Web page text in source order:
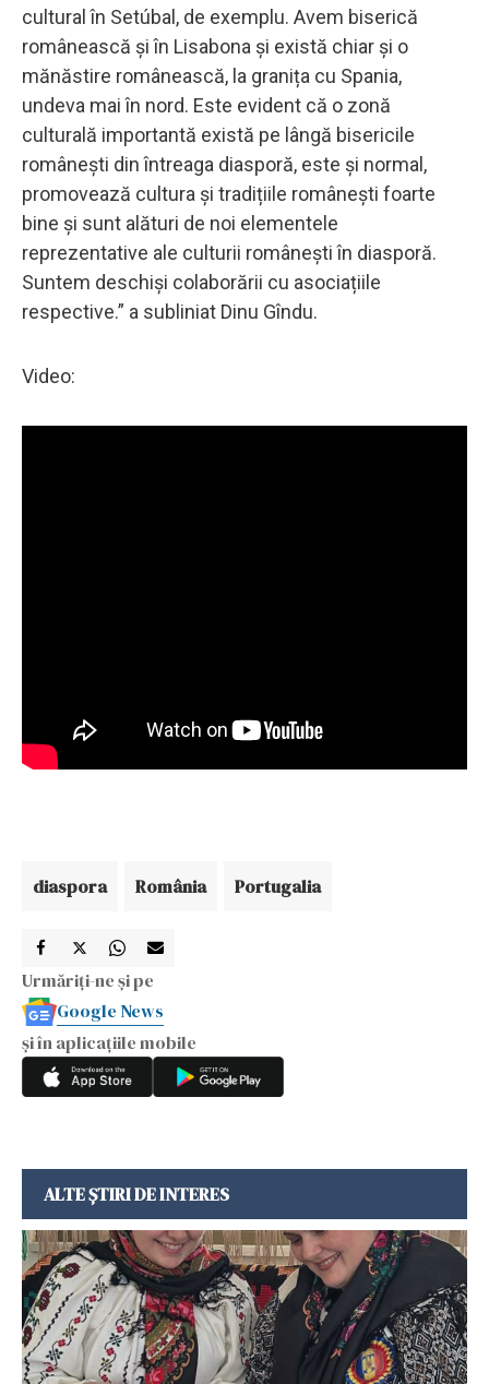
cultural în Setúbal, de exemplu. Avem biserică
românească și în Lisabona și există chiar și o
mănăstire românească, la granița cu Spania,
undeva mai în nord. Este evident că o zonă
culturală importantă există pe lângă bisericile
românești din întreaga diasporă, este și normal,
promovează cultura și tradițiile românești foarte
bine și sunt alături de noi elementele
reprezentative ale culturii românești în diasporă.
Suntem deschiși colaborării cu asociațiile
respective.” a subliniat Dinu Gîndu.
Video:
diaspora România Portugalia
Urmăriți-ne și pe
Google News
și în aplicațiile mobile
ALTE ȘTIRI DE INTERES